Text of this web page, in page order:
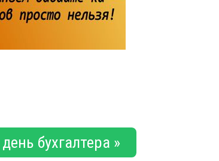
бухгалтера »